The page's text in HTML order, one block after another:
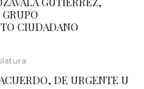
CIUDADANO
DE URGENTE U